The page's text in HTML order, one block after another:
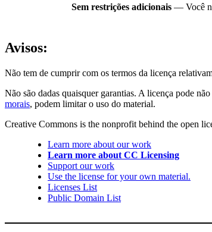
Sem restrições adicionais — Você
Avisos:
Não tem de cumprir com os termos da licença
Não são dadas quaisquer garantias. A licença pode
morais, podem limitar o uso do material.
Creative Commons is the nonprofit behind the open
Learn more about our work
Learn more about CC Licensing
Support our work
Use the license for your own material.
Licenses List
Public Domain List